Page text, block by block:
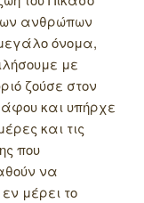
ανθρώπων
όνομα,
με
ζούσε στον
και υπήρχε
και τις
που
να
μέρει το